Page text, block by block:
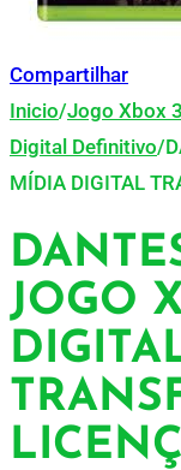
Compartilhar
Inicio/Jogo Xbox
Digital Definitivo/
MÍDIA DIGITAL
JOGO